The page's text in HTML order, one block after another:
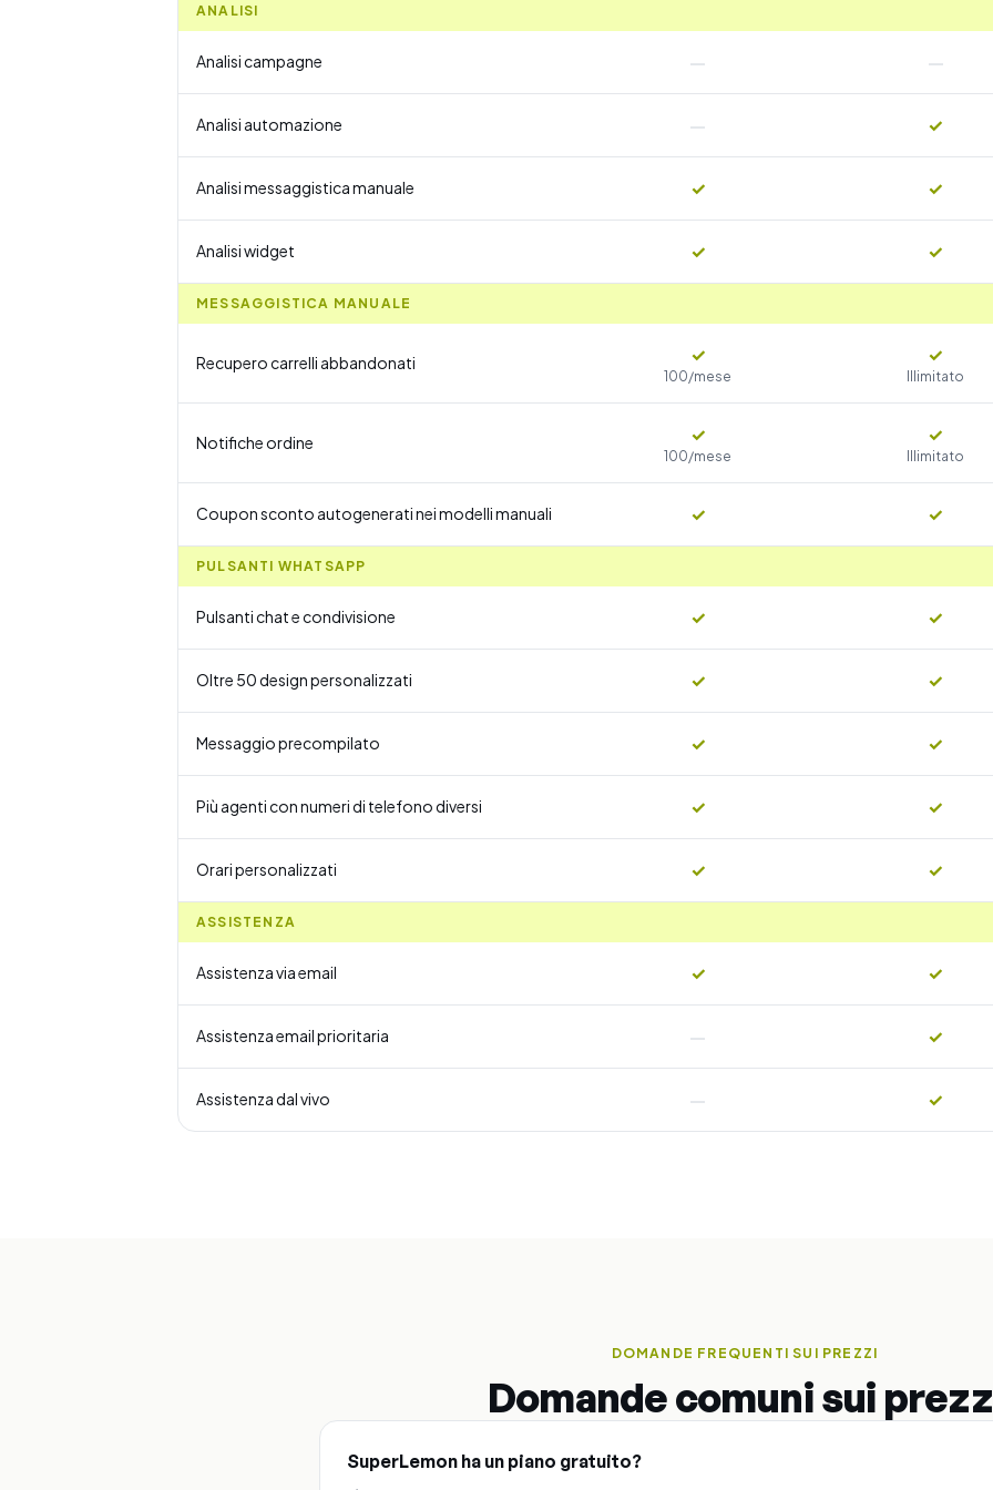
ANALISI
Analisi campagne — —
Analisi automazione — ✓
Analisi messaggistica manuale ✓ ✓
Analisi widget ✓ ✓
MESSAGGISTICA MANUALE
Recupero carrelli abbandonati ✓
100/mese
✓
Illimitato
Notifiche ordine ✓
100/mese
✓
Illimitato
Coupon sconto autogenerati nei modelli manuali ✓ ✓
PULSANTI WHATSAPP
Pulsanti chat e condivisione ✓ ✓
Oltre 50 design personalizzati ✓ ✓
Messaggio precompilato ✓ ✓
Più agenti con numeri di telefono diversi ✓ ✓
Orari personalizzati ✓ ✓
ASSISTENZA
Assistenza via email ✓ ✓
Assistenza email prioritaria — ✓
Assistenza dal vivo — ✓
DOMANDE FREQUENTI SUI PREZZI
Domande comuni sui
SuperLemon ha un piano gratuito?